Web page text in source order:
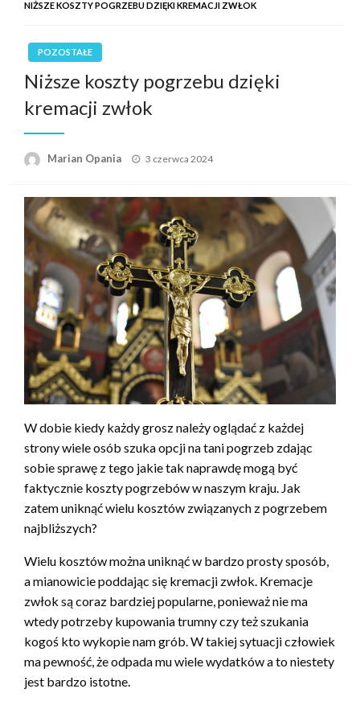
NIŻSZE KOSZTY POGRZEBU DZIĘKI KREMACJI ZWŁOK
POZOSTAŁE
Niższe koszty pogrzebu dzięki
kremacji zwłok
Marian Opania
Opublikowane
3 czerwca 2024
W dobie kiedy każdy grosz należy oglądać z każdej
strony wiele osób szuka opcji na tani pogrzeb zdając
sobie sprawę z tego jakie tak naprawdę mogą być
faktycznie koszty pogrzebów w naszym kraju. Jak
zatem uniknąć wielu kosztów związanych z pogrzebem
najbliższych?
Wielu kosztów można uniknąć w bardzo prosty sposób,
a mianowicie poddając się kremacji zwłok. Kremacje
zwłok są coraz bardziej popularne, ponieważ nie ma
wtedy potrzeby kupowania trumny czy też szukania
kogoś kto wykopie nam grób. W takiej sytuacji człowiek
ma pewność, że odpada mu wiele wydatków a to niestety
jest bardzo istotne.